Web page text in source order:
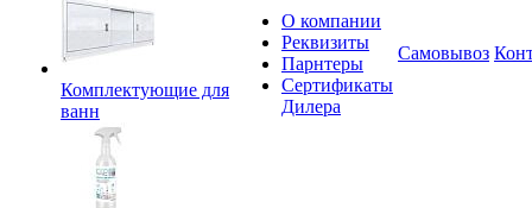
Комплектующие для
ванн
О компании
Реквизиты
Парнтеры
Сертификаты
Дилера
Самовывоз